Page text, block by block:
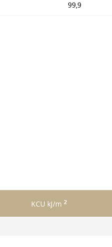
99,9
KCU kJ/m 2